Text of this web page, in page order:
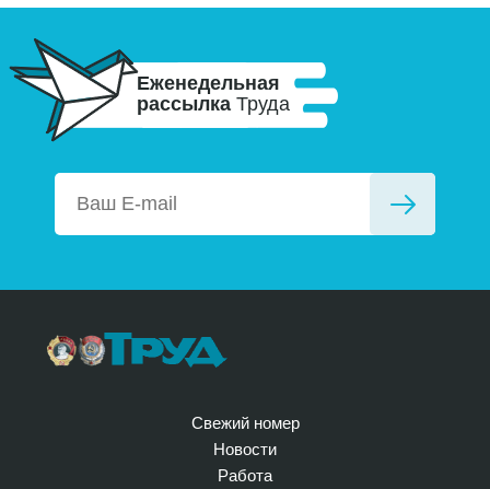
Еженедельная
рассылка Труда
Свежий номер
Новости
Работа